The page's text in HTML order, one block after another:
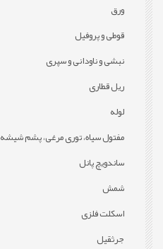
ورق
قوطی و پروفيل
نبشی و ناودانی و سپری
ریل قطاری
لوله
مفتول سیاه، توری مرغی، پشم شیشه
ساندویچ پانل
شمش
اسکلت فلزی
جرثقیل